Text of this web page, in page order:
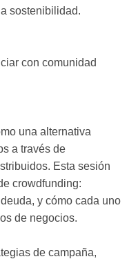
sostenibilidad.
con comunidad
una alternativa
a través de
Esta sesión
crowdfunding:
y cómo cada uno
de negocios.
de campaña,